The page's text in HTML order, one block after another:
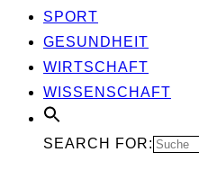
SPORT
GESUND­HEIT
WIRT­SCHAFT
WIS­SEN­SCHAFT
SEARCH FOR: